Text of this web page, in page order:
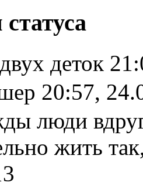
деток
20:57,
люди
жить